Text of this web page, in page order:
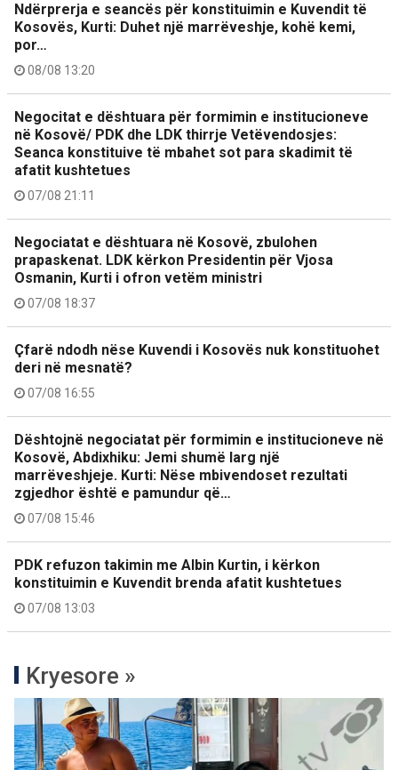
Ndërprerja e seancës për konstituimin e Kuvendit të
Kosovës, Kurti: Duhet një marrëveshje, kohë kemi,
por…
08/08 13:20
Negocitat e dështuara për formimin e institucioneve
në Kosovë/ PDK dhe LDK thirrje Vetëvendosjes:
Seanca konstituive të mbahet sot para skadimit të
afatit kushtetues
07/08 21:11
Negociatat e dështuara në Kosovë, zbulohen
prapaskenat. LDK kërkon Presidentin për Vjosa
Osmanin, Kurti i ofron vetëm ministri
07/08 18:37
Çfarë ndodh nëse Kuvendi i Kosovës nuk konstituohet
deri në mesnatë?
07/08 16:55
Dështojnë negociatat për formimin e institucioneve në
Kosovë, Abdixhiku: Jemi shumë larg një
marrëveshjeje. Kurti: Nëse mbivendoset rezultati
zgjedhor është e pamundur që…
07/08 15:46
PDK refuzon takimin me Albin Kurtin, i kërkon
konstituimin e Kuvendit brenda afatit kushtetues
07/08 13:03
Kryesore »